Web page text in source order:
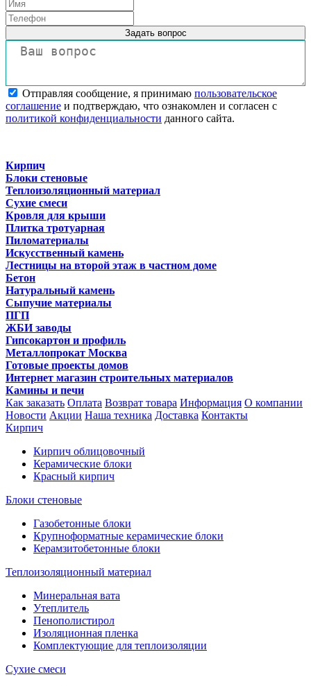
Задать вопрос
Отправляя сообщение, я принимаю пользовательское
соглашение и подтверждаю, что ознакомлен и согласен с
политикой конфиденциальности данного сайта.
Кирпич
Блоки стеновые
Теплоизоляционный материал
Сухие смеси
Кровля для крыши
Плитка тротуарная
Пиломатериалы
Искусственный камень
Лестницы на второй этаж в частном доме
Бетон
Натуральный камень
Сыпучие материалы
ПГП
ЖБИ заводы
Гипсокартон и профиль
Металлопрокат Москва
Готовые проекты домов
Интернет магазин строительных материалов
Камины и печи
Как заказать Оплата Возврат товара Информация О компании
Новости Акции Наша техника Доставка Контакты
Кирпич
Кирпич облицовочный
Керамические блоки
Красный кирпич
Блоки стеновые
Газобетонные блоки
Крупноформатные керамические блоки
Керамзитобетонные блоки
Теплоизоляционный материал
Минеральная вата
Утеплитель
Пенополистирол
Изоляционная пленка
Комплектующие для теплоизоляции
Сухие смеси